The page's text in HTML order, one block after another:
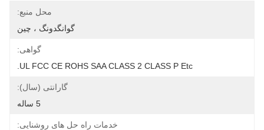
محل منبع:
گوانگدونگ ، چین
گواهی:
UL FCC CE ROHS SAA CLASS 2 CLASS P Etc.
گارانتی (سال):
5 ساله
خدمات راه حل های روشنایی: